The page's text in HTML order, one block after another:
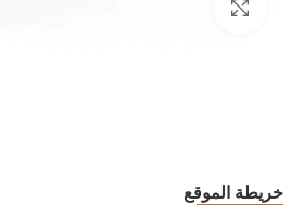
خريطة الموقع